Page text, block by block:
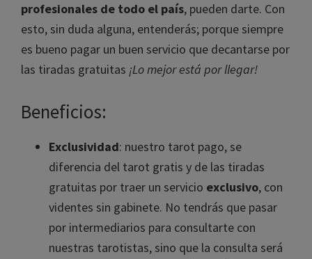
profesionales de todo el país, pueden darte. Con
esto, sin duda alguna, entenderás; porque siempre
es bueno pagar un buen servicio que decantarse por
las tiradas gratuitas ¡Lo mejor está por llegar!
Beneficios:
Exclusividad: nuestro tarot pago, se
diferencia del tarot gratis y de las tiradas
gratuitas por traer un servicio exclusivo, con
videntes sin gabinete. No tendrás que pasar
por intermediarios para consultarte con
nuestras tarotistas, sino que la consulta será